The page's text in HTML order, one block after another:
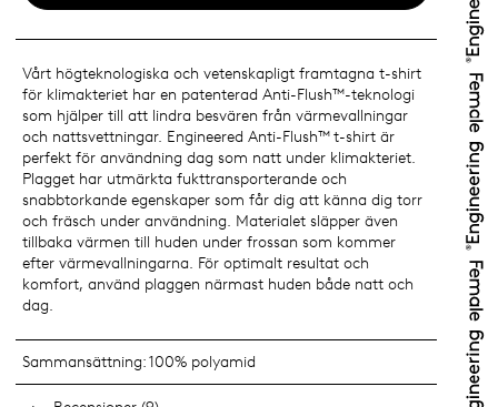
Vårt högteknologiska och vetenskapligt framtagna t-shirt
för klimakteriet har en patenterad Anti-Flush™-teknologi
som hjälper till att lindra besvären från värmevallningar
och nattsvettningar. Engineered Anti-Flush™ t-shirt är
perfekt för användning dag som natt under klimakteriet.
Plagget har utmärkta fukttransporterande och
snabbtorkande egenskaper som får dig att känna dig torr
och fräsch under användning. Materialet släpper även
tillbaka värmen till huden under frossan som kommer
efter värmevallningarna. För optimalt resultat och
komfort, använd plaggen närmast huden både natt och
dag.
Sammansättning:100% polyamid